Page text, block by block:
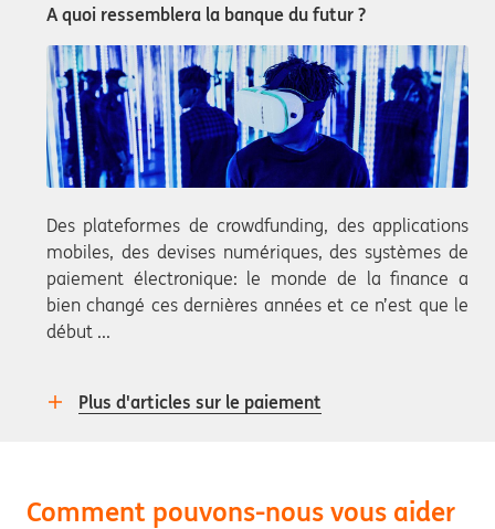
A quoi ressemblera la banque du futur ?
Des plateformes de crowdfunding, des applications
mobiles, des devises numériques, des systèmes de
paiement électronique: le monde de la finance a
bien changé ces dernières années et ce n’est que le
début ...
Plus d'articles sur le paiement
Comment pouvons-nous vous aider